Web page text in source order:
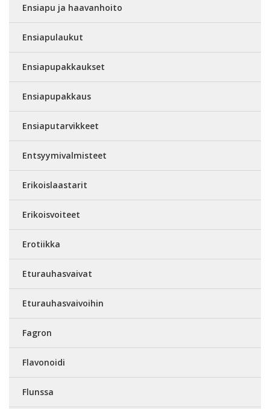
Ensiapu ja haavanhoito
Ensiapulaukut
Ensiapupakkaukset
Ensiapupakkaus
Ensiaputarvikkeet
Entsyymivalmisteet
Erikoislaastarit
Erikoisvoiteet
Erotiikka
Eturauhasvaivat
Eturauhasvaivoihin
Fagron
Flavonoidi
Flunssa